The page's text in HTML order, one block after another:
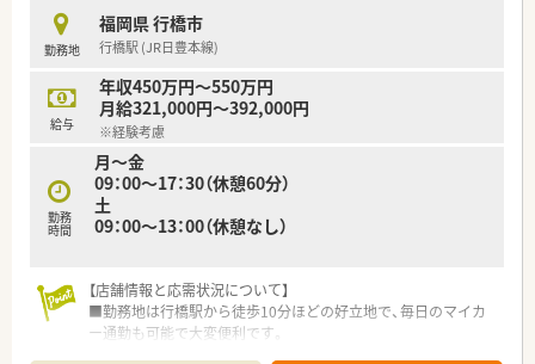
■近隣エリアに複数の店舗を展開しているため応援体制が整っ
ており、急な休みでも互いに助け合える環境があります。
■地域支援体制加算や後発品体制加算を取得するなど、質の高い
医療サービスを提供するための体制整備を行っています。
【求人情報について】
■年収はご経験やスキルを考慮して決定されますが、480万円か
ら最大で600万円までの提示が可能となっております。
■正社員としての採用であり、安定した雇用形態のもとで腰を据
えて長く勤務したいと考えている方に適しています。
■昇給は年に1回、賞与は年に2回支給される実績があり、日々の
勤務地
福岡県 行橋市
行橋駅 (JR日豊本線)
給与
年収450万円～550万円
月給321,000円～392,000円
※経験考慮
勤務
時間
月～金
09：00～17：30（休憩60分）
土
09：00～13：00（休憩なし）
【店舗情報と応需状況について】
■勤務地は行橋駅から徒歩10分ほどの好立地で、毎日のマイカ
ー通勤も可能で大変便利です。